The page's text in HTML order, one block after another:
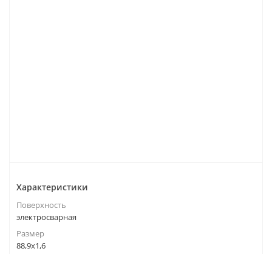
Характеристики
Поверхность
электросварная
Размер
88,9х1,6